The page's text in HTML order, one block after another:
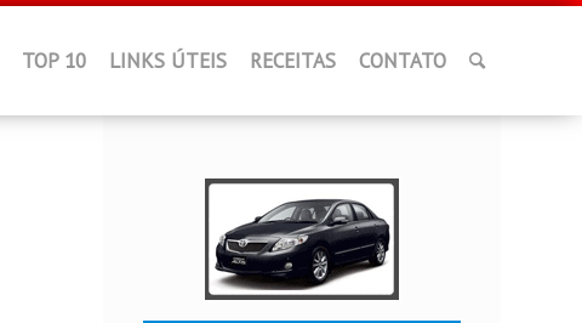
TOP 10 LINKS ÚTEIS RECEITAS CONTATO